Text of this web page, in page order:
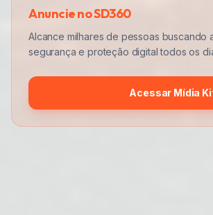
Anuncie no SD360
Alcance milhares de pessoas buscando
segurança e proteção digital todos os
Acessar Mídia